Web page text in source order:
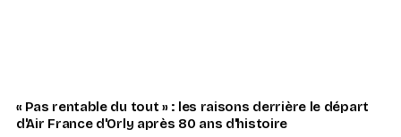
« Pas rentable du tout » : les raisons derrière le départ
d'Air France d'Orly après 80 ans d'histoire